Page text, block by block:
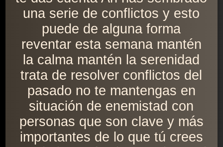
una serie de conflictos y esto
puede de alguna forma
reventar esta semana mantén
la calma mantén la serenidad
trata de resolver conflictos del
pasado no te mantengas en
situación de enemistad con
personas que son clave y más
importantes de lo que tú crees